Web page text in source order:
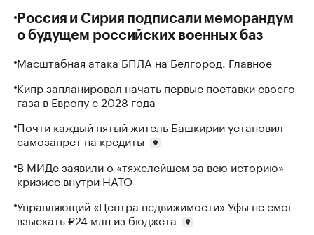
Россия и Сирия подписали меморандум
о будущем российских военных баз
Масштабная атака БПЛА на Белгород. Главное
Кипр запланировал начать первые поставки своего
газа в Европу с 2028 года
Почти каждый пятый житель Башкирии установил
самозапрет на кредиты
В МИДе заявили о «тяжелейшем за всю историю»
кризисе внутри НАТО
Управляющий «Центра недвижимости» Уфы не смог
взыскать ₽24 млн из бюджета